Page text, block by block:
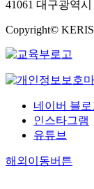
41061 대구광역
Copyright©
네이버 블로
인스타그램
유튜브
해외이동버튼